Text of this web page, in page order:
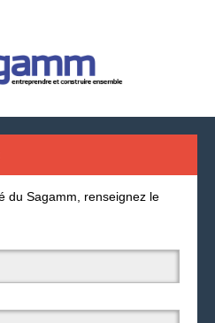
du Sagamm, renseignez le